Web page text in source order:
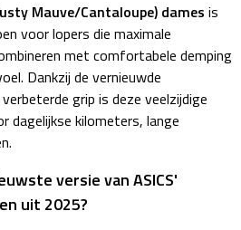
Mauve/Cantaloupe) dames is
voor lopers die maximale
met comfortabele demping
Dankzij de vernieuwde
grip is deze veelzijdige
dagelijkse kilometers, lange
versie van ASICS'
uit 2025?